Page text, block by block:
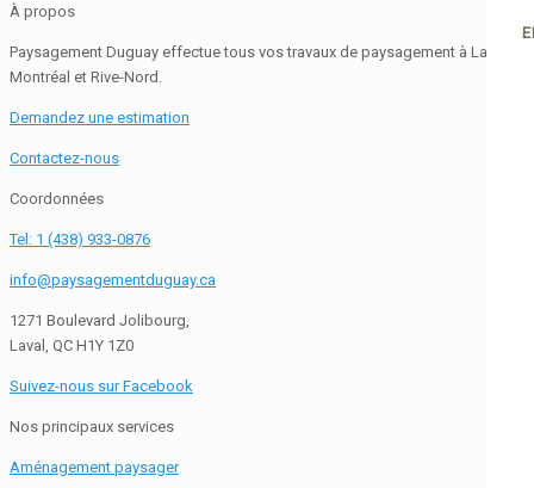
À propos
Paysagement Duguay effectue tous vos travaux de paysagement à Laval,
Montréal et Rive-Nord.
Demandez une estimation
Contactez-nous
Coordonnées
Tel: 1 (438) 933-0876
info@paysagementduguay.ca
1271 Boulevard Jolibourg,
Laval, QC H1Y 1Z0
Suivez-nous sur Facebook
Nos principaux services
Aménagement paysager